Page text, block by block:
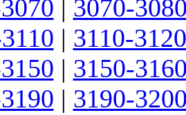
3070-
| 3110-3120
| 3150-
| 3190-